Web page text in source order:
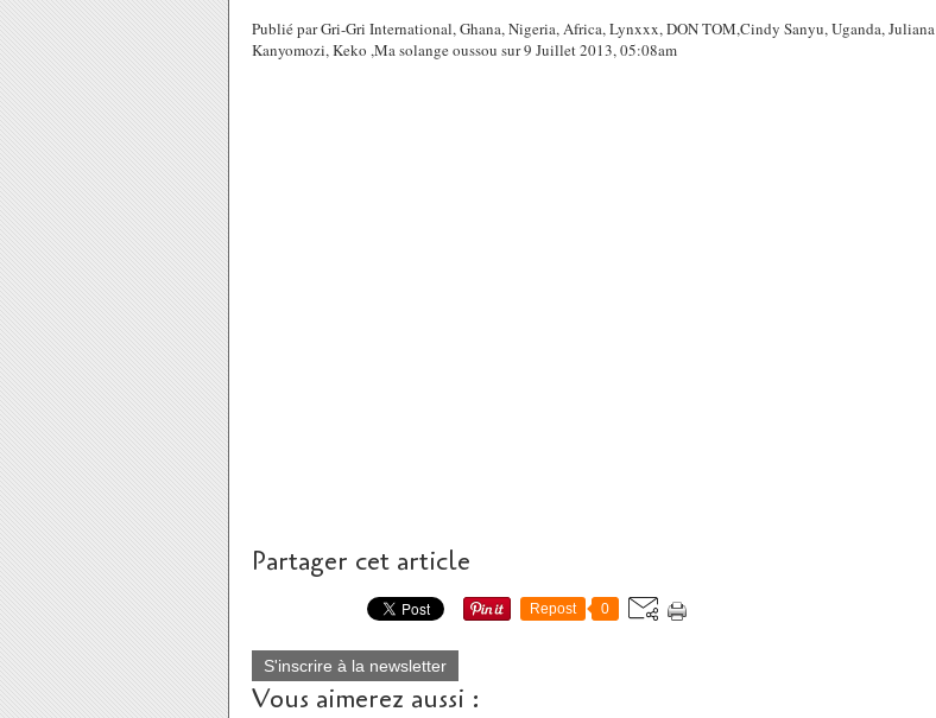
Publié par Gri-Gri International, Ghana, Nigeria, Africa, Lynxxx, DON TOM,Cindy Sanyu, Uganda, Juliana
Kanyomozi, Keko ,Ma solange oussou sur 9 Juillet 2013, 05:08am
Partager cet article
Repost 0
S'inscrire à la newsletter
Vous aimerez aussi :